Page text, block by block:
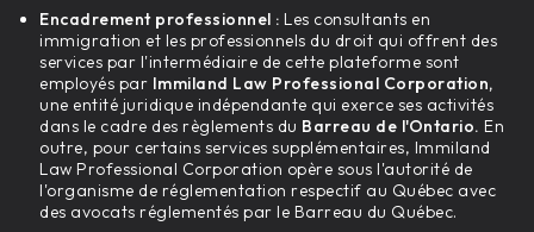
Encadrement professionnel : Les consultants en
immigration et les professionnels du droit qui offrent des
services par l'intermédiaire de cette plateforme sont
employés par Immiland Law Professional Corporation,
une entité juridique indépendante qui exerce ses activités
dans le cadre des règlements du Barreau de l'Ontario. En
outre, pour certains services supplémentaires, Immiland
Law Professional Corporation opère sous l'autorité de
l'organisme de réglementation respectif au Québec avec
des avocats réglementés par le Barreau du Québec.